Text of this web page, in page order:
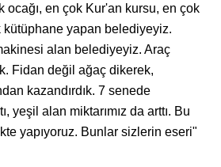
ocağı, en çok Kur'an kursu, en çok
yapan belediyeyiz.
alan belediyeyiz. Araç
Fidan değil ağaç dikerek,
kazandırdık. 7 senede
yeşil alan miktarımız da arttı. Bu
yapıyoruz. Bunlar sizlerin eseri"